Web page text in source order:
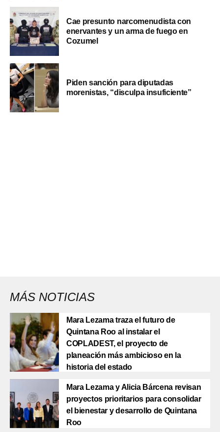
Cae presunto narcomenudista con
enervantes y un arma de fuego en
Cozumel
Piden sanción para diputadas
morenistas, “disculpa insuficiente”
MÁS NOTICIAS
Mara Lezama traza el futuro de
Quintana Roo al instalar el
COPLADEST, el proyecto de
planeación más ambicioso en la
historia del estado
Mara Lezama y Alicia Bárcena revisan
proyectos prioritarios para consolidar
el bienestar y desarrollo de Quintana
Roo